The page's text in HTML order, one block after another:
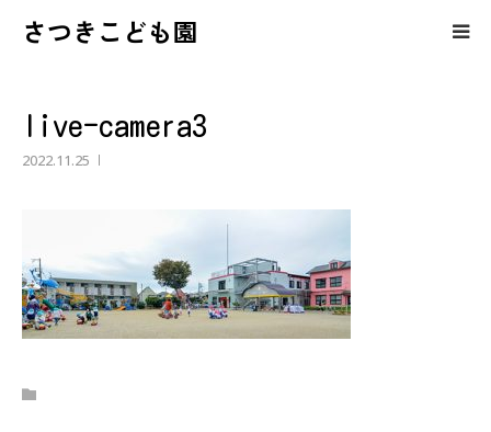
さつきこども園
live-camera3
2022.11.25さつきこども園の紹介